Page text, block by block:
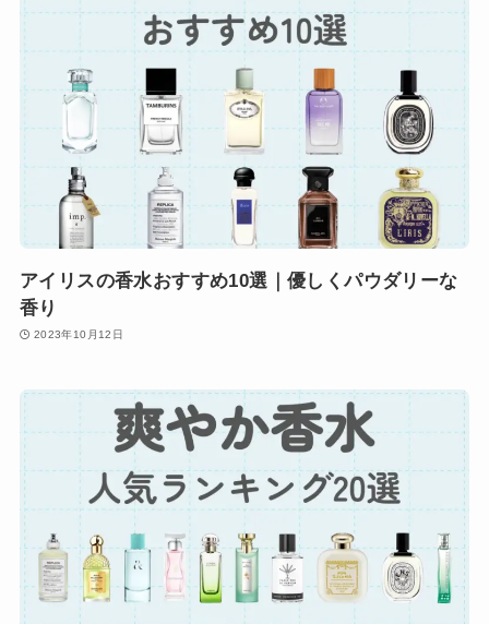
アイリスの香水おすすめ10選｜優しくパウダリーな
香り
2023年10月12日